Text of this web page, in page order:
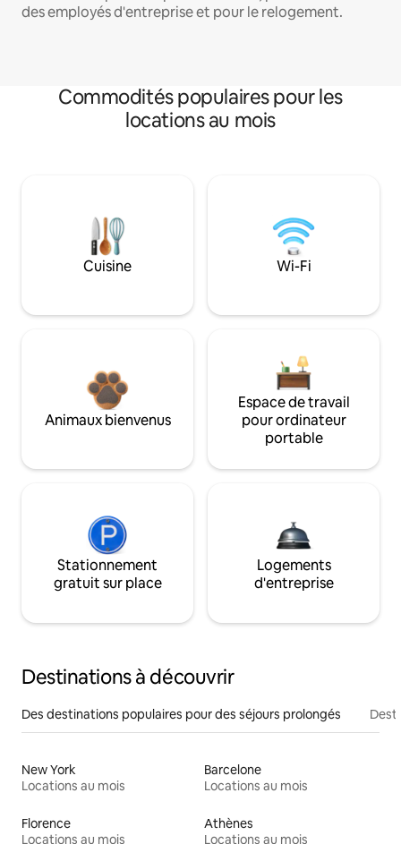
des employés d'entreprise et pour le relogement.
Commodités populaires pour les
locations au mois
Cuisine Wi-Fi
Animaux bienvenus
Espace de travail
pour ordinateur
portable
Stationnement
gratuit sur place
Logements
d'entreprise
Destinations à découvrir
Des destinations populaires pour des séjours prolongés
New York
Locations au mois
Barcelone
Locations au mois
Florence
Locations au mois
Athènes
Locations au mois